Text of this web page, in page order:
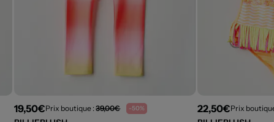
19,50€Prix boutique :39,00€ -50% 22,50€Prix